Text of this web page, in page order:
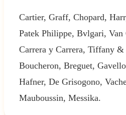
Cartier, Graff, Chopard,
Patek Philippe, Bvlgari,
Carrera y Carrera, Tiffany
Boucheron, Breguet,
Hafner, De Grisogono,
Mauboussin, Messika.